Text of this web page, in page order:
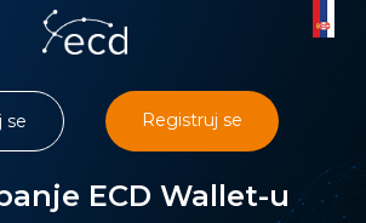
ECD Wallet-u
se Registruj se